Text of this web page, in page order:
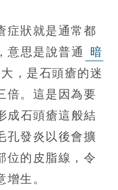
症狀就是通常都
意思是說普通 暗
，是石頭瘡的迷
倍。這是因為要
成石頭瘡這般結
孔發炎以後會擴
位的皮脂線，令
生。